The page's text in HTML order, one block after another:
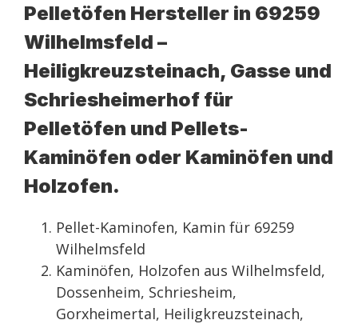
Pelletöfen Hersteller in 69259
Wilhelmsfeld –
Heiligkreuzsteinach, Gasse und
Schriesheimerhof für
Pelletöfen und Pellets-
Kaminöfen oder Kaminöfen und
Holzofen.
Pellet-Kaminofen, Kamin für 69259
Wilhelmsfeld
Kaminöfen, Holzofen aus Wilhelmsfeld,
Dossenheim, Schriesheim,
Gorxheimertal, Heiligkreuzsteinach,